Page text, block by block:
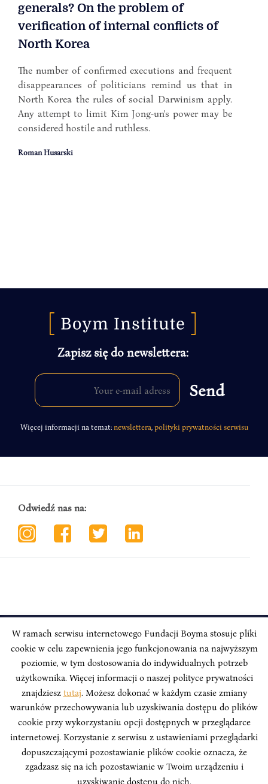
generals? On the problem of
verification of internal conflicts of
North Korea
The number of confirmed executions and frequent
disappearances of politicians remind us that in
North Korea the rules of social Darwinism apply.
Any attempt to limit Kim Jong-un's power may be
considered hostile and ruthless.
Roman Husarski
Zapisz się do newslettera:
Więcej informacji na temat:newslettera polityki prywatności serwisu
Odwiedź nas na:
INSTYTUT BOYMA / Asian Century
Correspondence address: Freta 11/5, 00-227 Warsaw, Poland
Stay Connected, Visit our Social Media Pages:
Boym Institute. All right reserved.Polityka Prywatności Serwisu
Polityka Prywatności Fundacji
W ramach serwisu internetowego Fundacji Boyma stosuje pliki
cookie w celu zapewnienia jego funkcjonowania na najwyższym
poziomie, w tym dostosowania do indywidualnych potrzeb
użytkownika. Więcej informacji o naszej polityce prywatności
znajdziesz tutaj. Możesz dokonać w każdym czasie zmiany
warunków przechowywania lub uzyskiwania dostępu do plików
cookie przy wykorzystaniu opcji dostępnych w przeglądarce
internetowej. Korzystanie z serwisu z ustawieniami przeglądarki
dopuszczającymi pozostawianie plików cookie oznacza, że
zgadzasz się na ich pozostawianie w Twoim urządzeniu i
uzyskiwanie dostępu do nich.